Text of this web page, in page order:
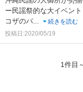
ー民謡祭的な大イベント
コザのパ...
続きを読む
投稿日:2020/05/19
1件目